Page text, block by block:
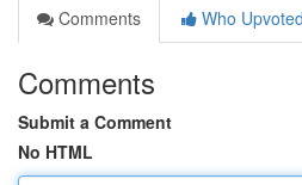
Comments
Who Upvoted
Comments
Submit a Comment
No HTML